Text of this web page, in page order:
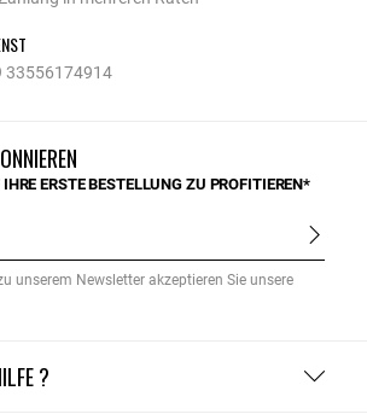
33556174914
?
ERSTE BESTELLUNG ZU PROFITIEREN*
unserem Newsletter akzeptieren Sie unsere